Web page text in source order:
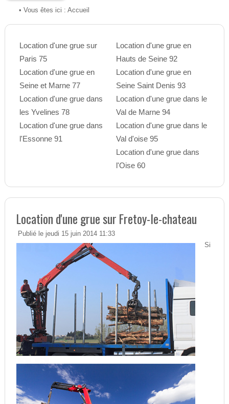
• Vous êtes ici : Accueil
Location d'une grue sur
Paris 75
Location d'une grue en
Seine et Marne 77
Location d'une grue dans
les Yvelines 78
Location d'une grue dans
l'Essonne 91
Location d'une grue en
Hauts de Seine 92
Location d'une grue en
Seine Saint Denis 93
Location d'une grue dans le
Val de Marne 94
Location d'une grue dans le
Val d'oise 95
Location d'une grue dans
l'Oise 60
Location d'une grue sur Fretoy-le-chateau
Publié le jeudi 15 juin 2014 11:33
Si